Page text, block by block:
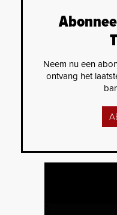
Neem nu een
ontvang het